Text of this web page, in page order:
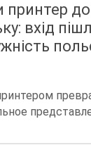
принтер
вхід